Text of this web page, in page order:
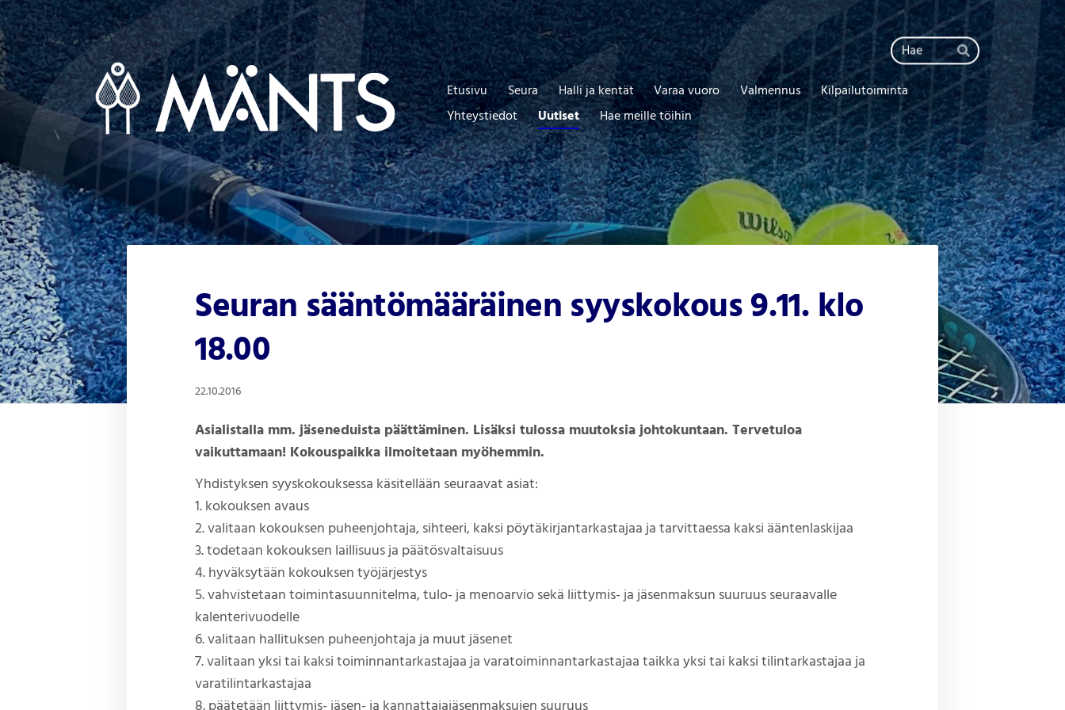
Siirry
sivun
sisältöön
Haku
Hae
Mäntsälän Tennisseura Ry
Etusivu Seura Halli ja kentät Varaa vuoro Valmennus
Kilpailutoiminta
Yhteystiedot
Uutiset Hae meille töihin
Seuran sääntömääräinen syyskokous 9.11. klo
18.00
22.10.2016
Asialistalla mm. jäseneduista päättäminen. Lisäksi tulossa muutoksia johtokuntaan. Tervetuloa
vaikuttamaan! Kokouspaikka ilmoitetaan myöhemmin.
Yhdistyksen syyskokouksessa käsitellään seuraavat asiat:
1. kokouksen avaus
2. valitaan kokouksen puheenjohtaja, sihteeri, kaksi pöytäkirjantarkastajaa ja tarvittaessa kaksi ääntenlaskijaa
3. todetaan kokouksen laillisuus ja päätösvaltaisuus
4. hyväksytään kokouksen työjärjestys
5. vahvistetaan toimintasuunnitelma, tulo- ja menoarvio sekä liittymis- ja jäsenmaksun suuruus seuraavalle
kalenterivuodelle
6. valitaan hallituksen puheenjohtaja ja muut jäsenet
7. valitaan yksi tai kaksi toiminnantarkastajaa ja varatoiminnantarkastajaa taikka yksi tai kaksi tilintarkastajaa ja
varatilintarkastajaa